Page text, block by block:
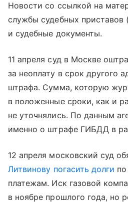
Новости со ссылкой на
службы судебных
и судебные документы.
11 апреля суд в Москве
за неоплату в срок другого
штрафа. Сумма, которую
в положенные сроки, как и
не уточнялись. По данным
именно о штрафе ГИБДД в
12 апреля московский суд
Литвинову погасить долги
платежам. Иск газовой
в ноябре прошлого года, но